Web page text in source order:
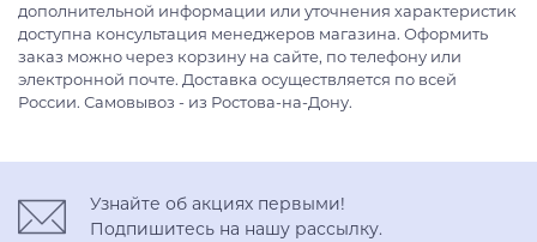
дополнительной информации или уточнения характеристик
доступна консультация менеджеров магазина. Оформить
заказ можно через корзину на сайте, по телефону или
электронной почте. Доставка осуществляется по всей
России. Самовывоз - из Ростова-на-Дону.
Узнайте об акциях первыми!
Подпишитесь на нашу рассылку.